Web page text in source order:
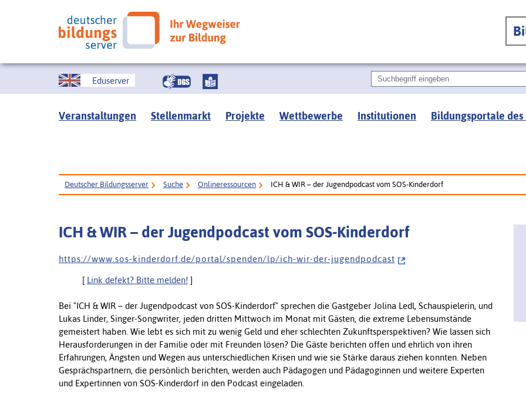
Eduserver
Veranstaltungen Stellenmarkt Projekte Wettbewerbe Institutionen Bildungsportale des
Deutscher Bildungsserver Suche Onlineressourcen ICH & WIR – der Jugendpodcast vom SOS-Kinderdorf
ICH & WIR – der Jugendpodcast vom SOS-Kinderdorf
h t t p s : / / w w w . s o s - k i n d e r d o r f . d e / p o r t a l / s p e n d e n / l p / i c h - w i r - d e r - j u g e n d p o d c a s t
[ Link defekt? Bitte melden! ]
Bei "ICH & WIR – der Jugendpodcast von SOS-Kinderdorf" sprechen die Gastgeber Jolina Ledl, Schauspielerin, und
Lukas Linder, Singer-Songwriter, jeden dritten Mittwoch im Monat mit Gästen, die extreme Lebensumstände
gemeistert haben. Wie lebt es sich mit zu wenig Geld und eher schlechten Zukunftsperspektiven? Wie lassen sich
Herausforderungen in der Familie oder mit Freunden lösen? Die Gäste berichten offen und ehrlich von ihren
Erfahrungen, Ängsten und Wegen aus unterschiedlichen Krisen und wie sie Stärke daraus ziehen konnten. Neben
Gesprächspartnern, die persönlich berichten, werden auch Pädagogen und Pädagoginnen und weitere Experten
und Expertinnen von SOS-Kinderdorf in den Podcast eingeladen.